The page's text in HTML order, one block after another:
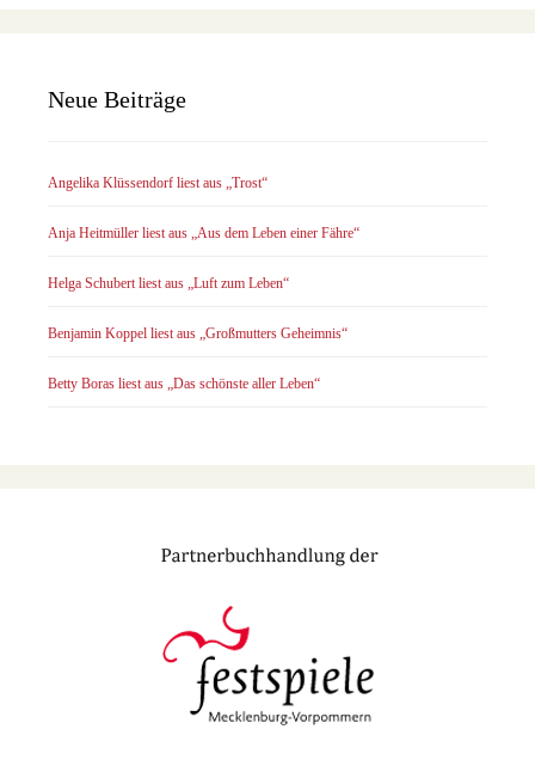
Neue Beiträge
Angelika Klüssendorf liest aus „Trost“
Anja Heitmüller liest aus „Aus dem Leben einer Fähre“
Helga Schubert liest aus „Luft zum Leben“
Benjamin Koppel liest aus „Großmutters Geheimnis“
Betty Boras liest aus „Das schönste aller Leben“